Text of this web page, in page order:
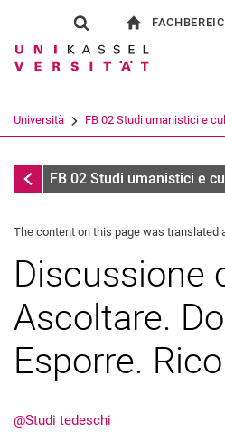
Show search form
Search term
Search
Università FB 02 Studi umanistici e
InfotecaFB 02 Studi umanistici e
The content on this page was translated
Discussione
Ascoltare.
Esporre.
@Studi tedeschi